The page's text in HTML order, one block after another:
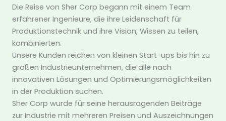
Die Reise von Sher Corp begann mit einem Team
erfahrener Ingenieure, die ihre Leidenschaft für
Produktionstechnik und ihre Vision, Wissen zu teilen,
kombinierten.
Unsere Kunden reichen von kleinen Start-ups bis hin zu
großen Industrieunternehmen, die alle nach
innovativen Lösungen und Optimierungsmöglichkeiten
in der Produktion suchen.
Sher Corp wurde für seine herausragenden Beiträge
zur Industrie mit mehreren Preisen und Auszeichnungen